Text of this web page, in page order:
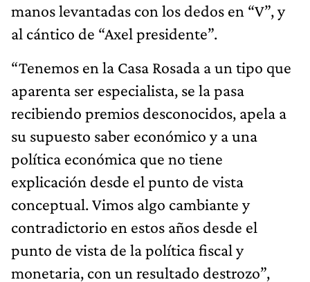
manos levantadas con los dedos en “V”, y
al cántico de “Axel presidente”.
“Tenemos en la Casa Rosada a un tipo que
aparenta ser especialista, se la pasa
recibiendo premios desconocidos, apela a
su supuesto saber económico y a una
política económica que no tiene
explicación desde el punto de vista
conceptual. Vimos algo cambiante y
contradictorio en estos años desde el
punto de vista de la política fiscal y
monetaria, con un resultado destrozo”,